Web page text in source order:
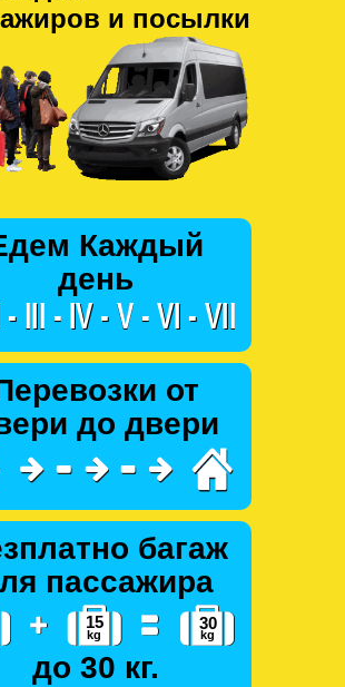
и посылки
Каждый
день
от
до двери
багаж
пассажира
до 30 кг.